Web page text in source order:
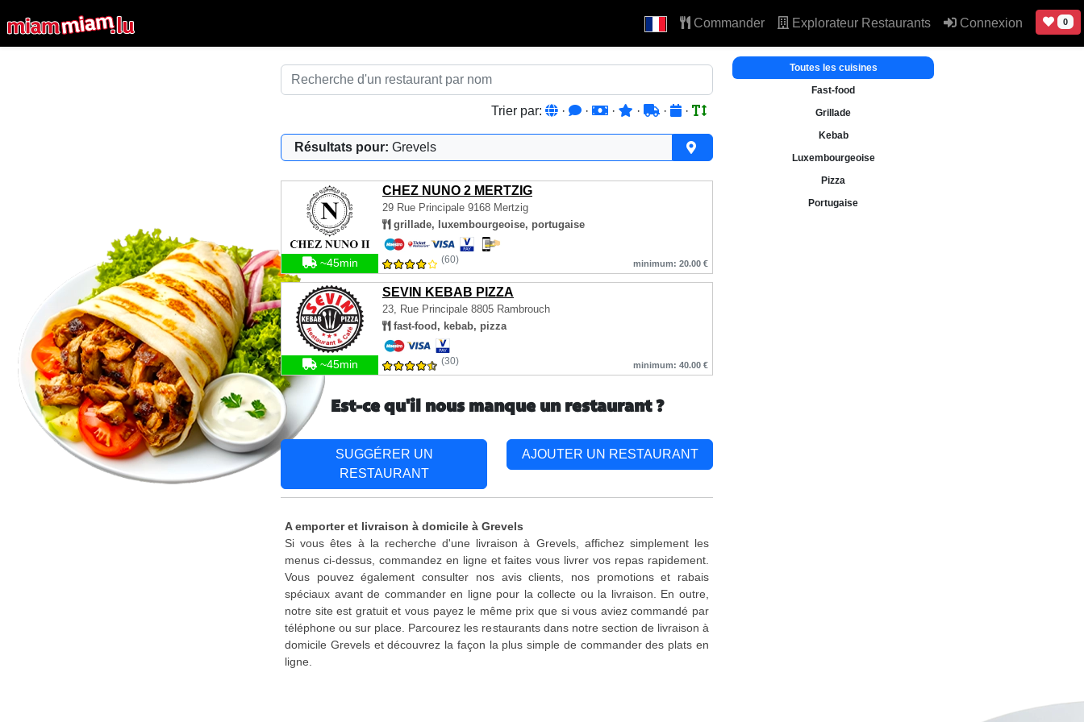
Commander Explorateur Restaurants Connexion 0
Trier par: · · · · · ·
Résultats pour: Grevels
CHEZ NUNO 2 MERTZIG
29 Rue Principale 9168 Mertzig
grillade, luxembourgeoise, portugaise
~45min (60) minimum: 20.00 €
SEVIN KEBAB PIZZA
23, Rue Principale 8805 Rambrouch
fast-food, kebab, pizza
~45min (30) minimum: 40.00 €
Toutes les cuisines
Fast-food
Grillade
Kebab
Luxembourgeoise
Pizza
Portugaise
Est-ce qu'il nous manque un restaurant ?
SUGGÉRER UN
RESTAURANT
AJOUTER UN RESTAURANT
A emporter et livraison à domicile à Grevels
Si vous êtes à la recherche d'une livraison à Grevels, affichez simplement les
menus ci-dessus, commandez en ligne et faites vous livrer vos repas rapidement.
Vous pouvez également consulter nos avis clients, nos promotions et rabais
spéciaux avant de commander en ligne pour la collecte ou la livraison. En outre,
notre site est gratuit et vous payez le même prix que si vous aviez commandé par
téléphone ou sur place. Parcourez les restaurants dans notre section de livraison à
domicile Grevels et découvrez la façon la plus simple de commander des plats en
ligne.